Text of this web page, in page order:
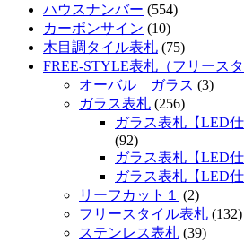
ハウスナンバー (554)
カーボンサイン (10)
木目調タイル表札 (75)
FREE-STYLE表札（フリースタ
オーバル ガラス (3)
ガラス表札 (256)
ガラス表札【LED
(92)
ガラス表札【LED
ガラス表札【LED
リーフカット１
(2)
フリースタイル表札 (132)
ステンレス表札 (39)